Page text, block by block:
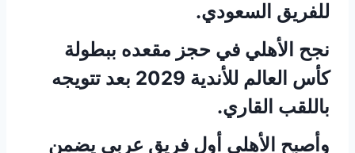
للفريق السعودي.
نجح الأهلي في حجز مقعده ببطولة
كأس العالم للأندية 2029 بعد تتويجه
باللقب القاري.
وأصبح الأهلي أول فريق عربي يضمن